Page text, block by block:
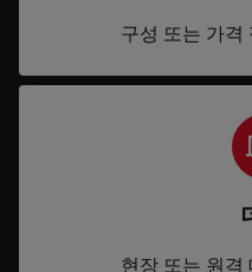
구성 또는 가격
현장 또는 원격